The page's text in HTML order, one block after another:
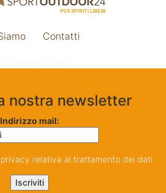
Contatti
nostra newsletter
Indirizzo mail:
relativa al trattamento dei dati